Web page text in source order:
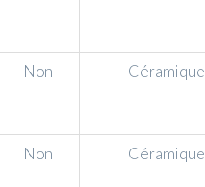
Non Céramique
Non Céramique